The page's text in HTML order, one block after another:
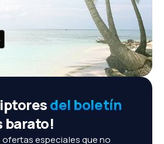
del boletín
barato!
ofertas especiales que no